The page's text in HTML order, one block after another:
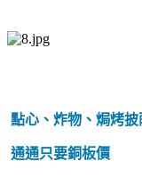
點心、炸物、焗烤
通通只要銅板價